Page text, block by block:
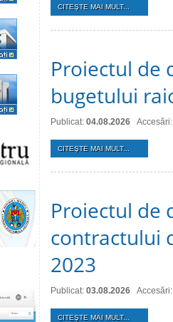
CITEŞTE MAI MULT...
Proiectul de
bugetului
Publicat: 04.08.2026
CITEŞTE MAI MULT...
Proiectul de
contractului
2023
Publicat: 03.08.2026
CITEŞTE MAI MULT...